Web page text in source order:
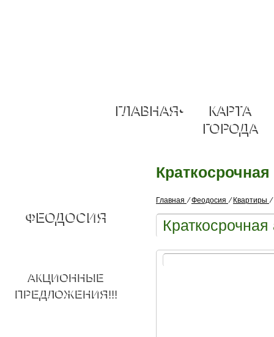
ГЛАВНАЯ•
КАРТА
ГОРОДА
Главная ⁄ Феодосия ⁄ Квартиры ⁄
ФЕОДОСИЯ
АКЦИОННЫЕ
ПРЕДЛОЖЕНИЯ!!!